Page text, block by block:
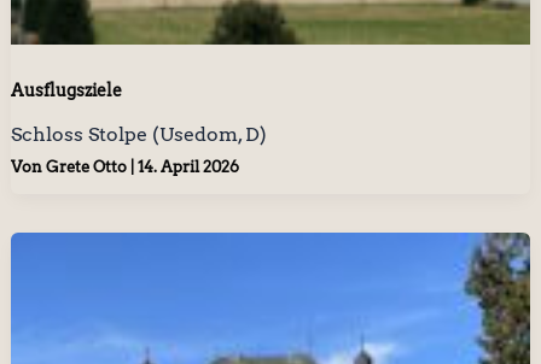
Ausflugsziele
Schloss Stolpe (Usedom, D)
Von Grete Otto 14. April 2026